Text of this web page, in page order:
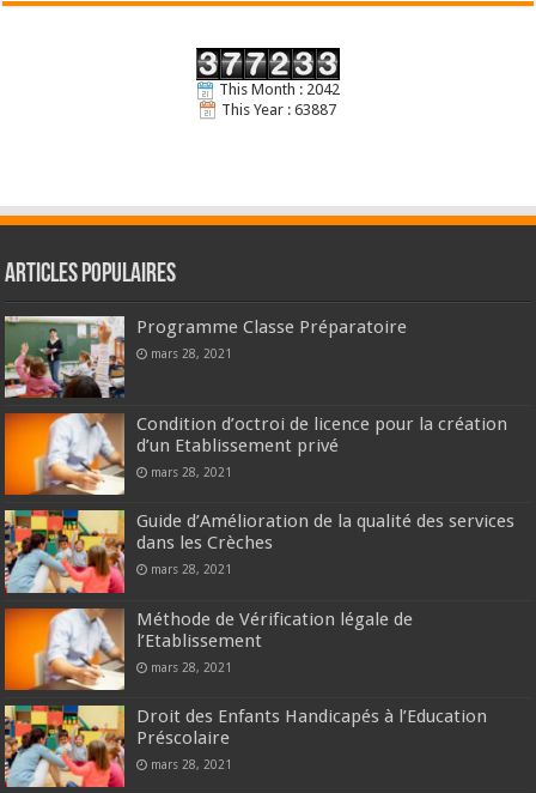
This Month : 2042
This Year : 63887
Articles populaires
Programme Classe Préparatoire
mars 28, 2021
Condition d’octroi de licence pour la création
d’un Etablissement privé
mars 28, 2021
Guide d’Amélioration de la qualité des services
dans les Crèches
mars 28, 2021
Méthode de Vérification légale de
l’Etablissement
mars 28, 2021
Droit des Enfants Handicapés à l’Education
Préscolaire
mars 28, 2021